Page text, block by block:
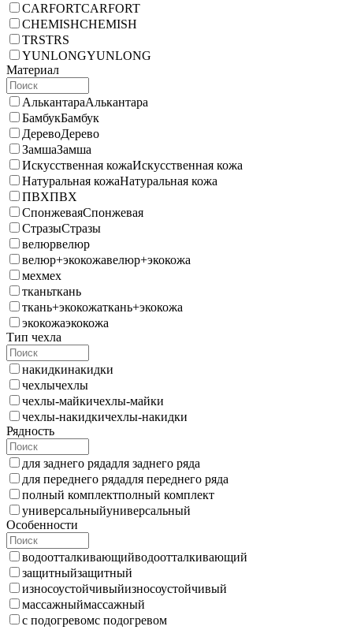
CARFORTCARFORT
CHEMISHCHEMISH
TRSTRS
YUNLONGYUNLONG
Материал
АлькантараАлькантара
БамбукБамбук
ДеревоДерево
ЗамшаЗамша
Искусственная кожаИскусственная кожа
Натуральная кожаНатуральная кожа
ПВХПВХ
СпонжеваяСпонжевая
СтразыСтразы
велюрвелюр
велюр+экокожавелюр+экокожа
мехмех
тканьткань
ткань+экокожаткань+экокожа
экокожаэкокожа
Тип чехла
накидкинакидки
чехлычехлы
чехлы-майкичехлы-майки
чехлы-накидкичехлы-накидки
Рядность
для заднего рядадля заднего ряда
для переднего рядадля переднего ряда
полный комплектполный комплект
универсальныйуниверсальный
Особенности
водоотталкивающийводоотталкивающий
защитныйзащитный
износоустойчивыйизносоустойчивый
массажныймассажный
с подогревомс подогревом